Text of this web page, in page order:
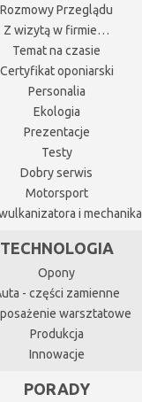
Rozmowy Przeglądu
Z wizytą w firmie…
Temat na czasie
Certyfikat oponiarski
Personalia
Ekologia
Prezentacje
Testy
Dobry serwis
Motorsport
i mechanika
TECHNOLOGIA
Opony
- części zamienne
warsztatowe
Produkcja
Innowacje
PORADY